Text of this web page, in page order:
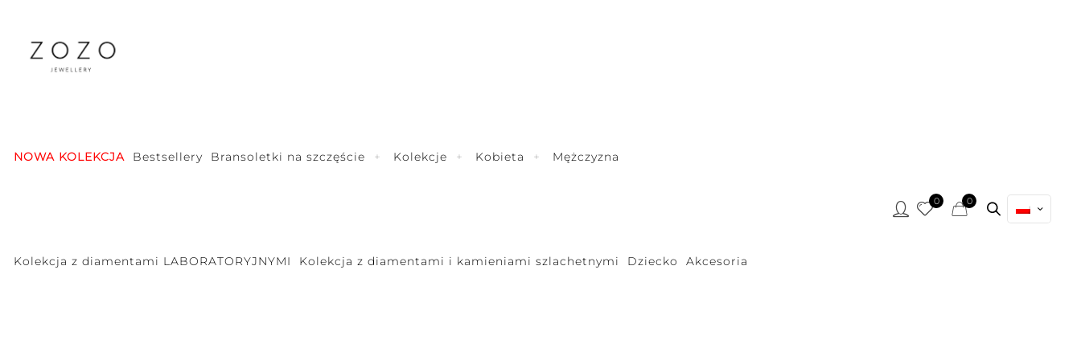
NOWA KOLEKCJA Bestsellery Bransoletki na szczęście Kolekcje Kobieta Mężczyzna
Kolekcja z diamentami LABORATORYJNYMI Kolekcja z diamentami i kamieniami szlachetnymi Dziecko Akcesoria
0 0